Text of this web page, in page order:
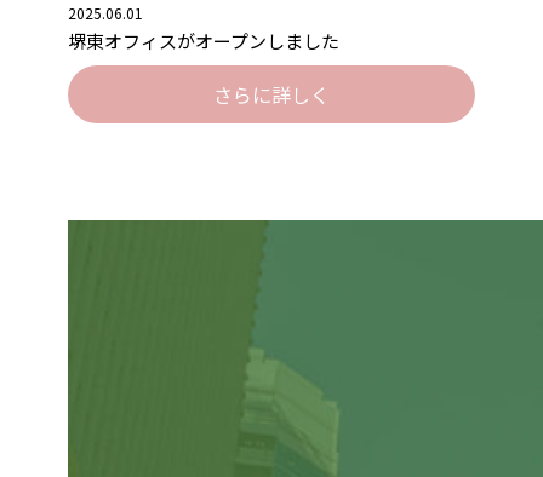
2025.06.01
堺東オフィスがオープンしました
さらに詳しく